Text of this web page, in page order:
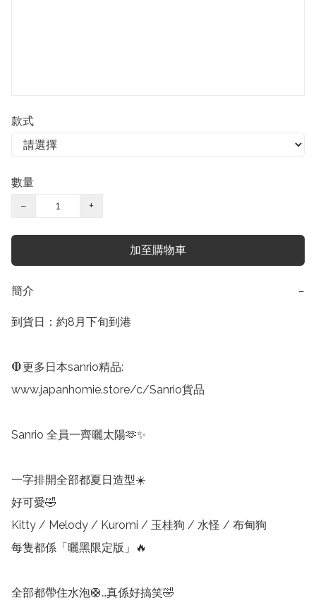
款式
數量
−
+
加至購物車
簡介 −
到貨日：約8月下旬到港
🛑更多日本sanrio精品:
www.japanhomie.store/c/Sanrio貨品
Sanrio 全員一齊曬太陽🫶✨
一字排開全部都夏日造型☀️
好可愛🤣
Kitty / Melody / Kuromi / 玉桂狗 / 水怪 / 布甸狗
每隻都係「曬黑限定版」🔥
全部都帶住水泡🛟…真係好搞笑🤣